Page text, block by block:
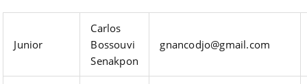
Junior
Carlos
Bossouvi
Senakpon
gnancodjo@gmail.com